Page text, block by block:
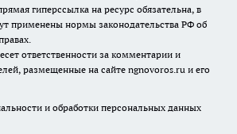
гиперссылка на ресурс обязательна, в
применены нормы законодательства РФ об
ответственности за комментарии и
размещенные на сайте ngnovoros.ru и его
и обработки персональных данных